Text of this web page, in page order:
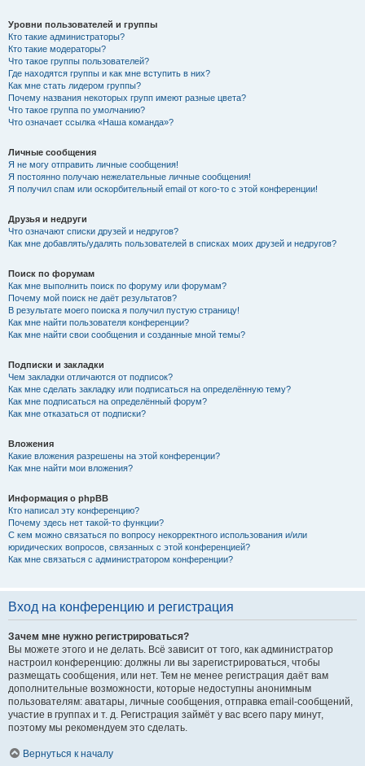
Уровни пользователей и группы
Кто такие администраторы?
Кто такие модераторы?
Что такое группы пользователей?
Где находятся группы и как мне вступить в них?
Как мне стать лидером группы?
Почему названия некоторых групп имеют разные цвета?
Что такое группа по умолчанию?
Что означает ссылка «Наша команда»?
Личные сообщения
Я не могу отправить личные сообщения!
Я постоянно получаю нежелательные личные сообщения!
Я получил спам или оскорбительный email от кого-то с этой конференции!
Друзья и недруги
Что означают списки друзей и недругов?
Как мне добавлять/удалять пользователей в списках моих друзей и недругов?
Поиск по форумам
Как мне выполнить поиск по форуму или форумам?
Почему мой поиск не даёт результатов?
В результате моего поиска я получил пустую страницу!
Как мне найти пользователя конференции?
Как мне найти свои сообщения и созданные мной темы?
Подписки и закладки
Чем закладки отличаются от подписок?
Как мне сделать закладку или подписаться на определённую тему?
Как мне подписаться на определённый форум?
Как мне отказаться от подписки?
Вложения
Какие вложения разрешены на этой конференции?
Как мне найти мои вложения?
Информация о phpBB
Кто написал эту конференцию?
Почему здесь нет такой-то функции?
С кем можно связаться по вопросу некорректного использования и/или
юридических вопросов, связанных с этой конференцией?
Как мне связаться с администратором конференции?
Вход на конференцию и регистрация
Зачем мне нужно регистрироваться?
Вы можете этого и не делать. Всё зависит от того, как администратор
настроил конференцию: должны ли вы зарегистрироваться, чтобы
размещать сообщения, или нет. Тем не менее регистрация даёт вам
дополнительные возможности, которые недоступны анонимным
пользователям: аватары, личные сообщения, отправка email-сообщений,
участие в группах и т. д. Регистрация займёт у вас всего пару минут,
поэтому мы рекомендуем это сделать.
Вернуться к началу